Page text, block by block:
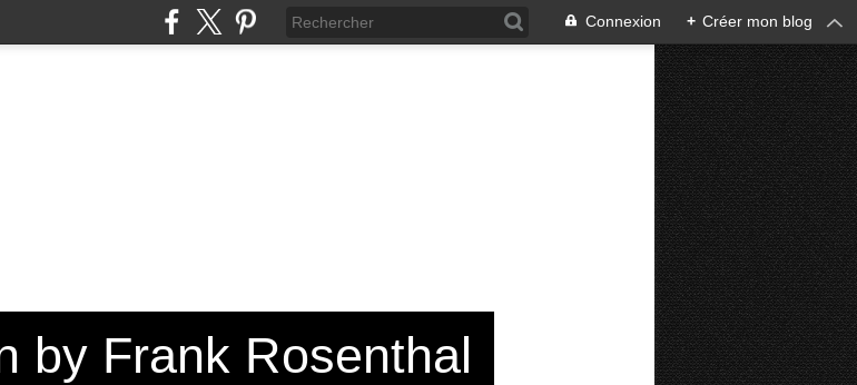
Connexion + Créer mon blog
by Frank Rosenthal